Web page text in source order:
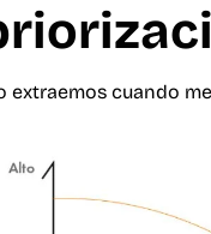
extraemos cuando